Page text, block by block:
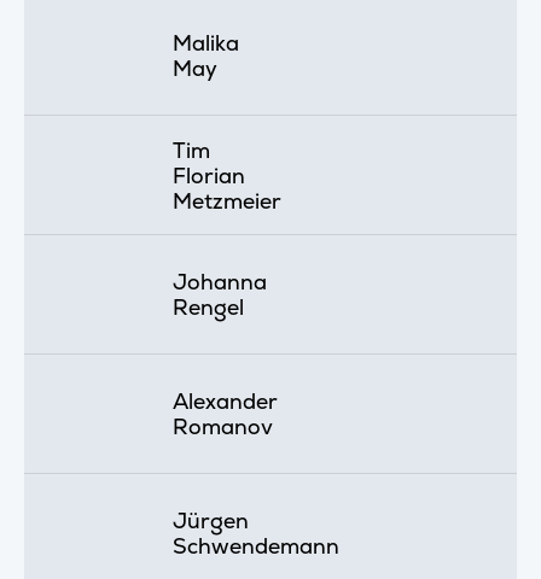
Malika
May
Tim
Florian
Metzmeier
Johanna
Rengel
Alexander
Romanov
Jürgen
Schwendemann